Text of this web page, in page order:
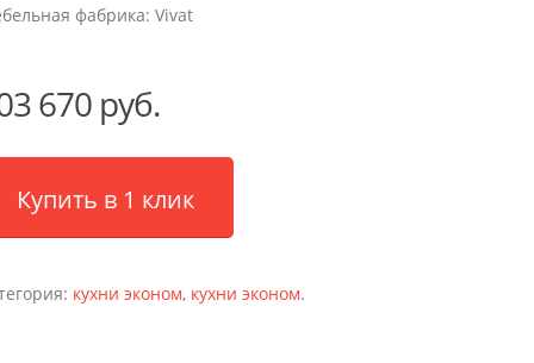
фабрика: Vivat
670 руб.
Купить в 1 клик
кухни эконом, кухни эконом.